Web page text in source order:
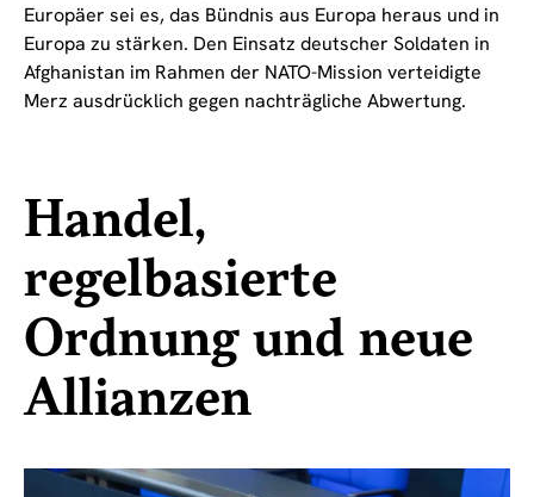
Europäer sei es, das Bündnis aus Europa heraus und in
Europa zu stärken. Den Einsatz deutscher Soldaten in
Afghanistan im Rahmen der NATO-Mission verteidigte
Merz ausdrücklich gegen nachträgliche Abwertung.
Handel,
regelbasierte
Ordnung und neue
Allianzen